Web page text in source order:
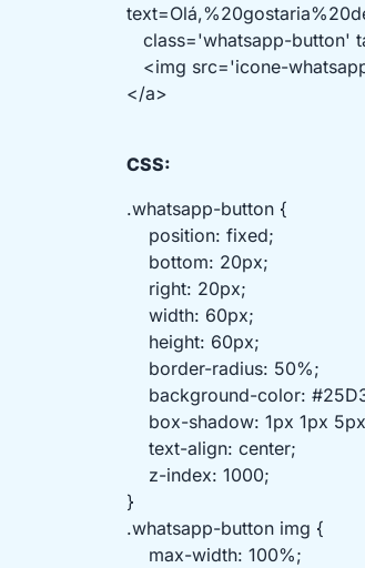
class='whatsapp-button'
<img src='icone-
</a>
CSS:
.whatsapp-button {
position: fixed;
bottom: 20px;
right: 20px;
width: 60px;
height: 60px;
border-radius: 50%;
background-color:
box-shadow: 1px 1px
text-align: center;
z-index: 1000;
}
.whatsapp-button img {
max-width: 100%;